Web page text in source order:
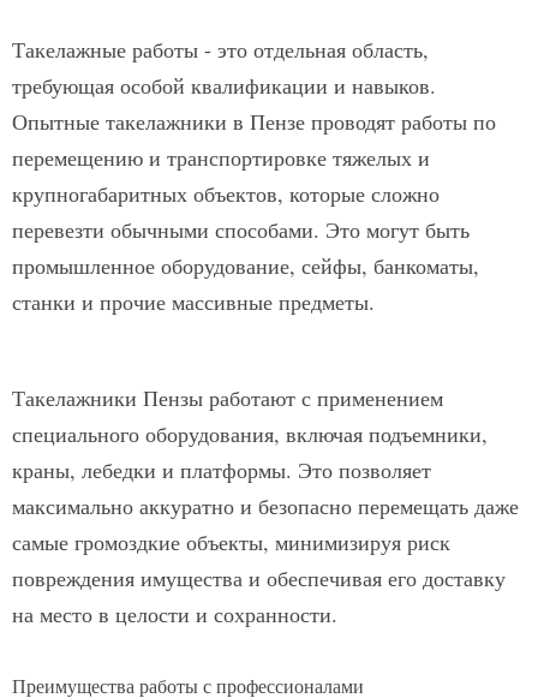
Такелажные работы - это отдельная область,
требующая особой квалификации и навыков.
Опытные такелажники в Пензе проводят работы по
перемещению и транспортировке тяжелых и
крупногабаритных объектов, которые сложно
перевезти обычными способами. Это могут быть
промышленное оборудование, сейфы, банкоматы,
станки и прочие массивные предметы.
Такелажники Пензы работают с применением
специального оборудования, включая подъемники,
краны, лебедки и платформы. Это позволяет
максимально аккуратно и безопасно перемещать даже
самые громоздкие объекты, минимизируя риск
повреждения имущества и обеспечивая его доставку
на место в целости и сохранности.
Преимущества работы с профессионалами